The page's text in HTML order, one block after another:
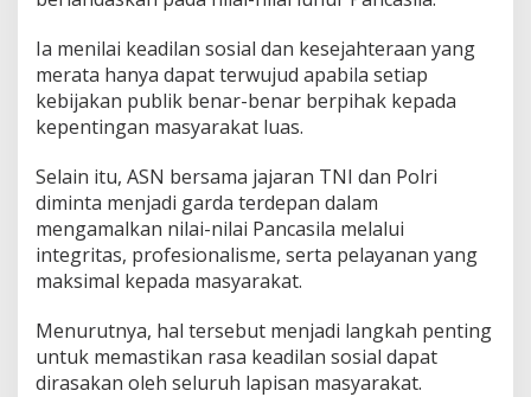
P
m
b
a
n
g
n
a
n
Ia menilai keadilan sosial dan kesejahteraan yang
merata hanya dapat terwujud apabila setiap
kebijakan publik benar-benar berpihak kepada
kepentingan masyarakat luas.
Selain itu, ASN bersama jajaran TNI dan Polri
diminta menjadi garda terdepan dalam
mengamalkan nilai-nilai Pancasila melalui
integritas, profesionalisme, serta pelayanan yang
maksimal kepada masyarakat.
Menurutnya, hal tersebut menjadi langkah penting
untuk memastikan rasa keadilan sosial dapat
dirasakan oleh seluruh lapisan masyarakat.